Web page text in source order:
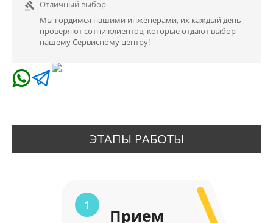
 Отличный выбор
Мы гордимся нашими инженерами, их каждый день
проверяют сотни клиентов, которые отдают выбор
нашему Сервисному центру!
ЭТАПЫ РАБОТЫ
1
Прием